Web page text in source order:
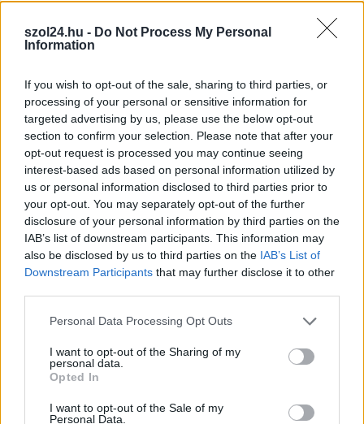
szol24.hu - Do Not Process My Personal
Information
If you wish to opt-out of the sale, sharing to third parties, or
processing of your personal or sensitive information for
targeted advertising by us, please use the below opt-out
section to confirm your selection. Please note that after your
opt-out request is processed you may continue seeing
interest-based ads based on personal information utilized by
us or personal information disclosed to third parties prior to
your opt-out. You may separately opt-out of the further
disclosure of your personal information by third parties on the
IAB’s list of downstream participants. This information may
also be disclosed by us to third parties on the IAB’s List of
Downstream Participants that may further disclose it to other
Please note that this website/app uses one or more Google
not limited to your visit or usage behaviour. You may click to
grant or deny consent to Google and its third-party tags to
use your data for below specified purposes in below Google
consent section.
Personal Data Processing Opt Outs
I want to opt-out of the Sharing of my
personal data.
Opted In
I want to opt-out of the Sale of my
Personal Data.
2026.08.07. Horváth Zsolt
Nem mindennapi adatokat rögzítettek a meteorológiai
állomások csütörtökön: több településen is olyan értékek
születtek, amelyek átírták...
Szolnok
2026.08.06. Kiss Lajos